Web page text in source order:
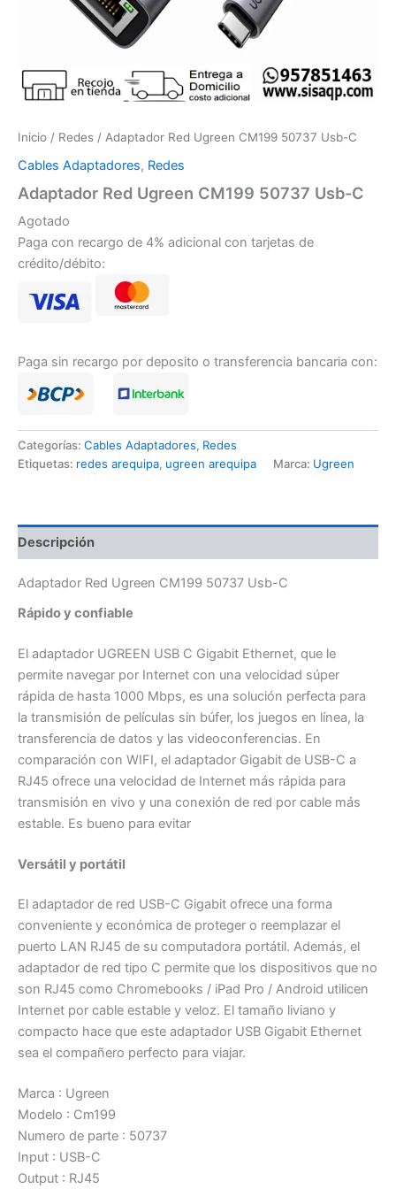
Inicio / Redes / Adaptador Red Ugreen CM199 50737 Usb-C
Cables Adaptadores, Redes
Adaptador Red Ugreen CM199 50737 Usb-C
Agotado
Paga con recargo de 4% adicional con tarjetas de
crédito/débito:
Paga sin recargo por deposito o transferencia bancaria con:
Categorías: Cables Adaptadores, Redes
Etiquetas: redes arequipa, ugreen arequipa Marca: Ugreen
Descripción
Adaptador Red Ugreen CM199 50737 Usb-C
Rápido y confiable
El adaptador UGREEN USB C Gigabit Ethernet, que le
permite navegar por Internet con una velocidad súper
rápida de hasta 1000 Mbps, es una solución perfecta para
la transmisión de películas sin búfer, los juegos en línea, la
transferencia de datos y las videoconferencias. En
comparación con WIFI, el adaptador Gigabit de USB-C a
RJ45 ofrece una velocidad de Internet más rápida para
transmisión en vivo y una conexión de red por cable más
estable. Es bueno para evitar
Versátil y portátil
El adaptador de red USB-C Gigabit ofrece una forma
conveniente y económica de proteger o reemplazar el
puerto LAN RJ45 de su computadora portátil. Además, el
adaptador de red tipo C permite que los dispositivos que no
son RJ45 como Chromebooks / iPad Pro / Android utilicen
Internet por cable estable y veloz. El tamaño liviano y
compacto hace que este adaptador USB Gigabit Ethernet
sea el compañero perfecto para viajar.
Marca : Ugreen
Modelo : Cm199
Numero de parte : 50737
Input : USB-C
Output : RJ45